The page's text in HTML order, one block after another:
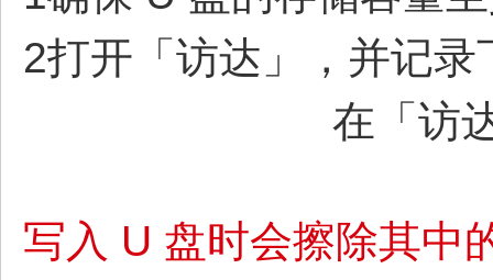
2打开「访达」，并记
在「访
写入 U 盘时会擦除其中